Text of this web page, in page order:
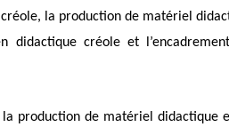
la production de matériel
didactique créole et
production de matériel didactique